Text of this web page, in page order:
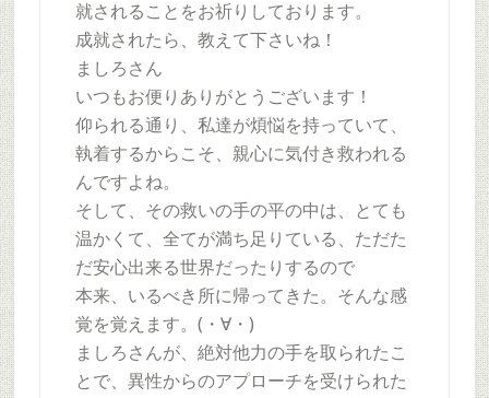
就されることをお祈りしております。
成就されたら、教えて下さいね！
ましろさん
いつもお便りありがとうございます！
仰られる通り、私達が煩悩を持っていて、
執着するからこそ、親心に気付き救われる
んですよね。
そして、その救いの手の平の中は、とても
温かくて、全てが満ち足りている、ただた
だ安心出来る世界だったりするので
本来、いるべき所に帰ってきた。そんな感
覚を覚えます。(・∀・)
ましろさんが、絶対他力の手を取られたこ
とで、異性からのアプローチを受けられた